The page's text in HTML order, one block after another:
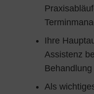
Ihre
Assistenz
Behandlung
Als